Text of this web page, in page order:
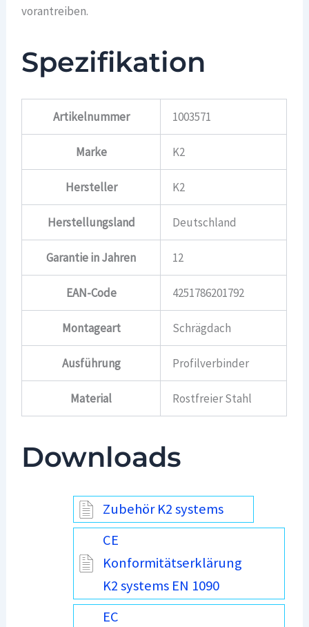
vorantreiben.
Spezifikation
Artikelnummer 1003571
Marke K2
Hersteller K2
Herstellungsland Deutschland
Garantie in Jahren 12
EAN-Code 4251786201792
Montageart Schrägdach
Ausführung Profilverbinder
Material Rostfreier Stahl
Downloads
Zubehör K2 systems
CE
Konformitätserklärung
K2 systems EN 1090
EC